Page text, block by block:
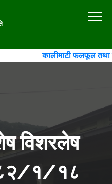
कालीमाटी फलफूल तथा
विशरलेष
१/१८